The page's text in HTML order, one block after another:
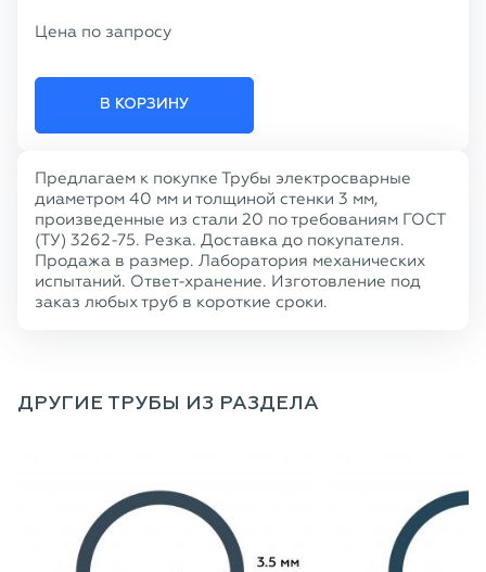
Цена по запросу
В КОРЗИНУ
Предлагаем к покупке Трубы электросварные
диаметром 40 мм и толщиной стенки 3 мм,
произведенные из стали 20 по требованиям ГОСТ
(ТУ) 3262-75. Резка. Доставка до покупателя.
Продажа в размер. Лаборатория механических
испытаний. Ответ-хранение. Изготовление под
заказ любых труб в короткие сроки.
ДРУГИЕ ТРУБЫ ИЗ РАЗДЕЛА